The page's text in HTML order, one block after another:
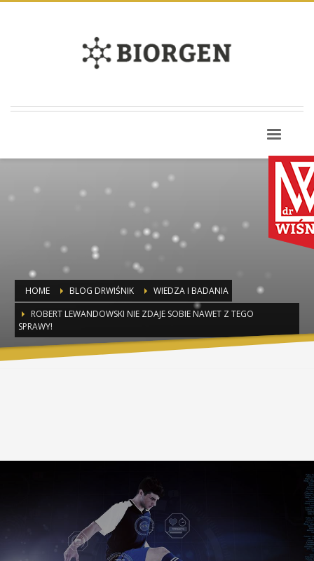
HOME BLOG DRWIŚNIK
WIEDZA I BADANIA
ROBERT LEWANDOWSKI NIE ZDAJE SOBIE NAWET Z TEGO
SPRAWY!